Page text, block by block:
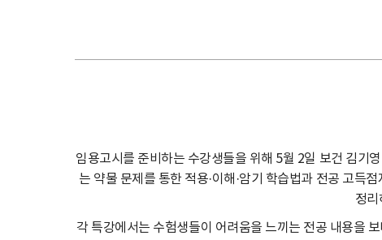
임용고시를 준비하는 수강생들을 위해 5월 2일 보건 김기
는 약물 문제를 통한 적용·이해·암기 학습법과 전공 고득
정리
각 특강에서는 수험생들이 어려움을 느끼는 전공 내용을